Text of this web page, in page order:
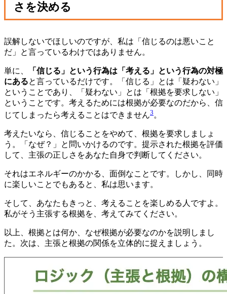
さを決める
誤解しないでほしいのですが、私は「信じるのは悪いこと
だ」と言っているわけではありません。
単に、
「信じる」という行為は「考える」という行為の対極
にあると言っているだけです。「信じる」とは「疑わない」
ということであり、「疑わない」とは「根拠を要求しない」
ということです。考えるためには根拠が必要なのだから、信
じてしまったら考えることはできません3 。
考えたいなら、信じることをやめて、根拠を要求しましょ
う。「なぜ？」と問いかけるのです。提示された根拠を評価
して、主張の正しさをあなた自身で判断してください。
それはエネルギーのかかる、面倒なことです。しかし、同時
に楽しいことでもあると、私は思います。
そして、あなたもきっと、考えることを楽しめる人ですよ。
私がそう主張する根拠を、考えてみてください。
以上、根拠とは何か、なぜ根拠が必要なのかを説明しまし
た。次は、主張と根拠の関係を立体的に捉えましょう。